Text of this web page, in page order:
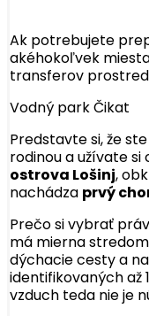
Ak potrebujete
akéhokoľvek
transferov
Vodný park Čikat
Predstavte si, že
rodinou a užívate
ostrova Lošinj,
nachádza prvý
Prečo si vybrať
má mierna
dýchacie cesty a
identifikovaných až
vzduch teda nie je